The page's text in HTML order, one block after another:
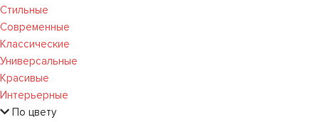
Стильные
Современные
Классические
Универсальные
Красивые
Интерьерные
По цвету